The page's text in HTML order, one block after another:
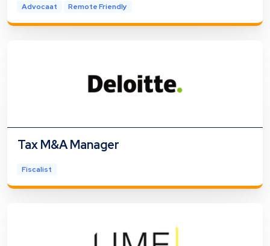
Advocaat Remote Friendly
Tax M&A Manager
Fiscalist